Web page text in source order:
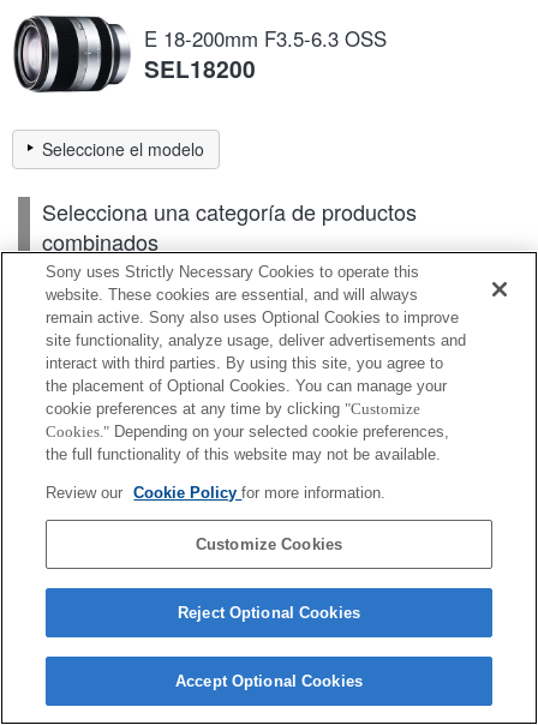
E 18-200mm F3.5-6.3 OSS
SEL18200
Seleccione el modelo
Selecciona una categoría de productos
combinados
Cuerpo
Accesorios para lente
Accesorios
Según el país o la región, es posible que algunos de
los productos mostrados no estén disponibles.
Sony uses Strictly Necessary Cookies to operate this
website. These cookies are essential, and will always
remain active. Sony also uses Optional Cookies to improve
site functionality, analyze usage, deliver advertisements and
interact with third parties. By using this site, you agree to
the placement of Optional Cookies. You can manage your
cookie preferences at any time by clicking "Customize
Cookies." Depending on your selected cookie preferences,
the full functionality of this website may not be available.
Review our Cookie Policyfor more information.
Customize Cookies
Reject Optional Cookies
Accept Optional Cookies